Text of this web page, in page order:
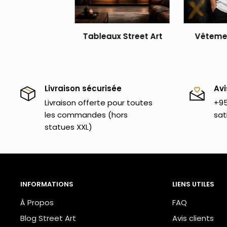
à réfléchir. Ce t-shirt Banksy reprend l'une de ces
Complète ta garde robe en commandant
Nous t'invitons également à découvrir l'ensemble
le look streetwear.
Tableaux Street Art
Livraison sécurisée
Livraison offerte pour toutes
les commandes (hors
statues XXL)
INFORMATIONS
À Propos
Blog Street Art
LIENS UTILES
FAQ
Avis clients